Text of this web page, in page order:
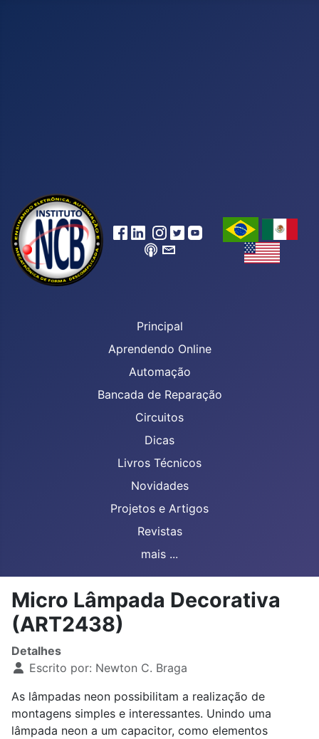
Principal
Aprendendo Online
Automação
Bancada de Reparação
Circuitos
Dicas
Livros Técnicos
Novidades
Projetos e Artigos
Revistas
mais ...
Micro Lâmpada Decorativa
(ART2438)
Detalhes
Escrito por: Newton C. Braga
As lâmpadas neon possibilitam a realização de
montagens simples e interessantes. Unindo uma
lâmpada neon a um capacitor, como elementos